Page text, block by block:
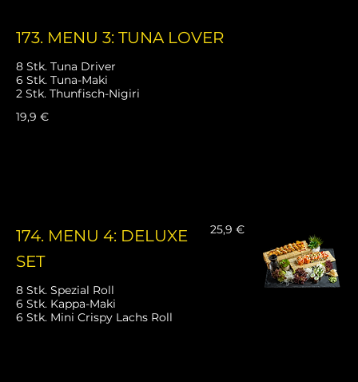
173. MENU 3: TUNA LOVER
8 Stk. Tuna Driver
6 Stk. Tuna-Maki
2 Stk. Thunfisch-Nigiri
19,9 €
174. MENU 4: DELUXE
SET
8 Stk. Spezial Roll
6 Stk. Kappa-Maki
6 Stk. Mini Crispy Lachs Roll
25,9 €